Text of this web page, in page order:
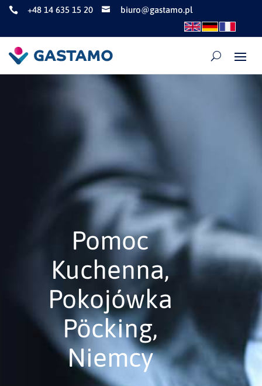
 +48 14 635 15 20  biuro@gastamo.pl
Pomoc
Kuchenna,
Pokojówka
Pöcking,
Niemcy